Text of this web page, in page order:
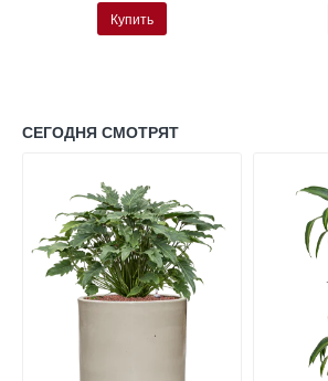
Купить
СЕГОДНЯ СМОТРЯТ